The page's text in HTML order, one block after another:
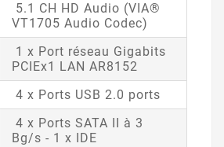
5.1 CH HD Audio (VIA®
VT1705 Audio Codec)
1 x Port réseau Gigabits
PCIEx1 LAN AR8152
4 x Ports USB 2.0 ports
4 x Ports SATA II à 3
Bg/s - 1 x IDE